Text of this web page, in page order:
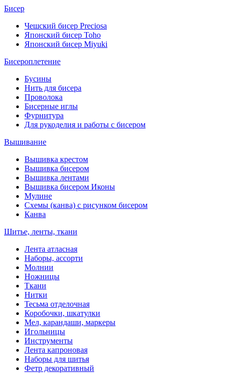
Бисер
Чешский бисер Preciosa
Японский бисер Toho
Японский бисер Miyuki
Бисероплетение
Бусины
Нить для бисера
Проволока
Бисерные иглы
Фурнитура
Для рукоделия и работы с бисером
Вышивание
Вышивка крестом
Вышивка бисером
Вышивка лентами
Вышивка бисером Иконы
Мулине
Схемы (канва) с рисунком бисером
Канва
Шитье, ленты, ткани
Лента атласная
Наборы, ассорти
Молнии
Ножницы
Ткани
Нитки
Тесьма отделочная
Коробочки, шкатулки
Мел, карандаши, маркеры
Игольницы
Инструменты
Лента капроновая
Наборы для шитья
Фетр декоративный